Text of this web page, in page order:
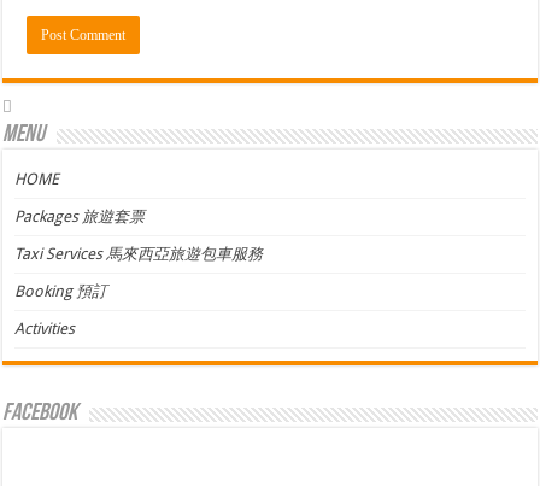
Menu
HOME
Packages 旅遊套票
Taxi Services 馬來西亞旅遊包車服務
Booking 預訂
Activities
facebook